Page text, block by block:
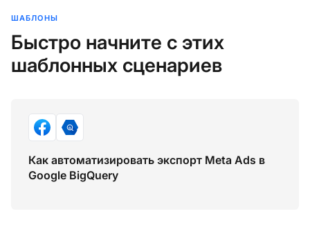
ШАБЛОНЫ
Быстро начните с этих
шаблонных сценариев
Как автоматизировать экспорт Meta Ads в
Google BigQuery